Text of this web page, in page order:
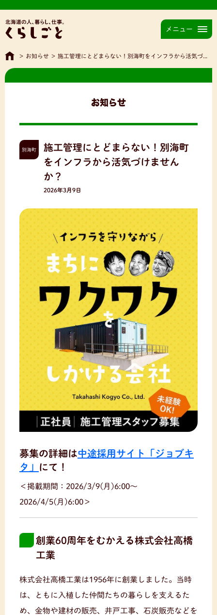
メニュー
> お知らせ > 施工管理にとどまらない！別海町をインフラから活気づけませんか？
お知らせ
別海町
施工管理にとどまらない！別海町
をインフラから活気づけません
か？
2026年3月9日
募集の詳細は中途採用サイト「ジョブキ
タ」 にて！
＜掲載期間：2026/3/9(月)6:00〜
2026/4/5(月)6:00＞
創業60周年をむかえる株式会社高橋
工業
株式会社高橋工業は1956年に創業しました。当時
は、ともに入植した仲間たちの暮らしを支えるた
め、金物や建材の販売、井戸工事、石炭販売などを